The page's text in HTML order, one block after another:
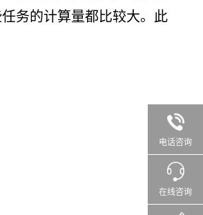
电话咨询
在线咨询
务的计算量都比较大。此